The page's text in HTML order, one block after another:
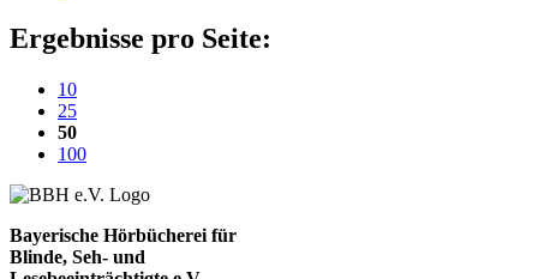
Ergebnisse pro Seite:
10
25
50(aktuelle Einstellung)
100
Bayerische Hörbücherei für
Blinde, Seh- und